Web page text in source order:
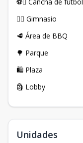
🏋️‍♂️ Gimnasio
🥩 Área de BBQ
🌳 Parque
🛍️ Plaza
🗿 Lobby
Unidades